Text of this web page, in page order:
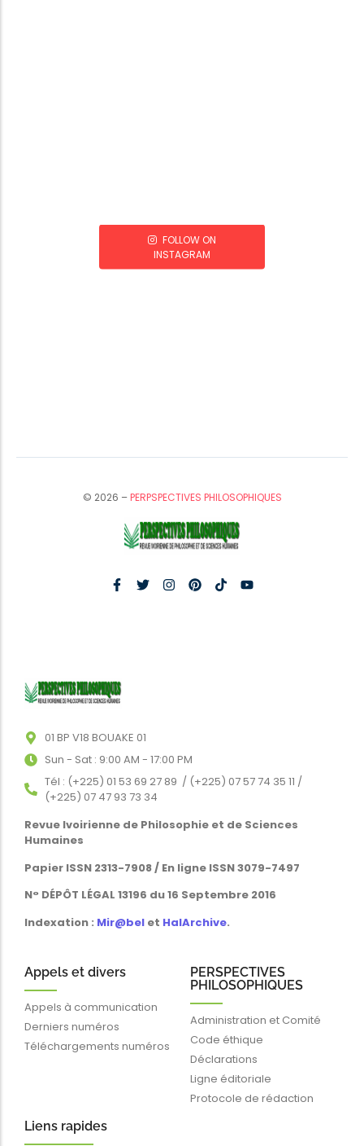
FOLLOW ON
INSTAGRAM
© 2026 –PERPSPECTIVES PHILOSOPHIQUES
01 BP V18 BOUAKE 01
Sun - Sat : 9:00 AM - 17:00 PM
Tél : (+225) 01 53 69 27 89 / (+225) 07 57 74 35 11 /
(+225) 07 47 93 73 34
Revue Ivoirienne de Philosophie et de Sciences
Humaines
Papier ISSN 2313-7908 / En ligne ISSN 3079-7497
N° DÉPÔT LÉGAL 13196 du 16 Septembre 2016
Indexation : Mir@bel et HalArchive.
Appels et divers
Appels à communication
Derniers numéros
Téléchargements numéros
PERSPECTIVES
PHILOSOPHIQUES
Administration et Comité
Code éthique
Déclarations
Ligne éditoriale
Protocole de rédaction
Liens rapides